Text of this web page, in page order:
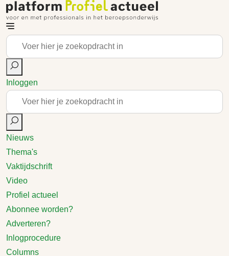
Inloggen
Nieuws
Thema's
Vaktijdschrift
Video
Profiel actueel
Abonnee worden?
Adverteren?
Inlogprocedure
Columns